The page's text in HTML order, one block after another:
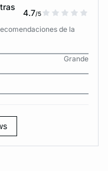
4.7/5
de la
Grande